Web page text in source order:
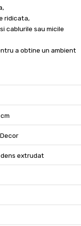
ridicata,
cablurile sau micile
a obtine un ambient
extrudat